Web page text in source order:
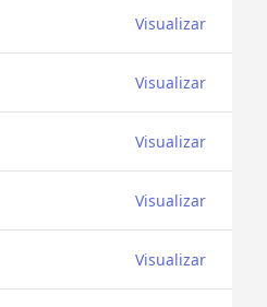
Visualizar
Visualizar
Visualizar
Visualizar
Visualizar